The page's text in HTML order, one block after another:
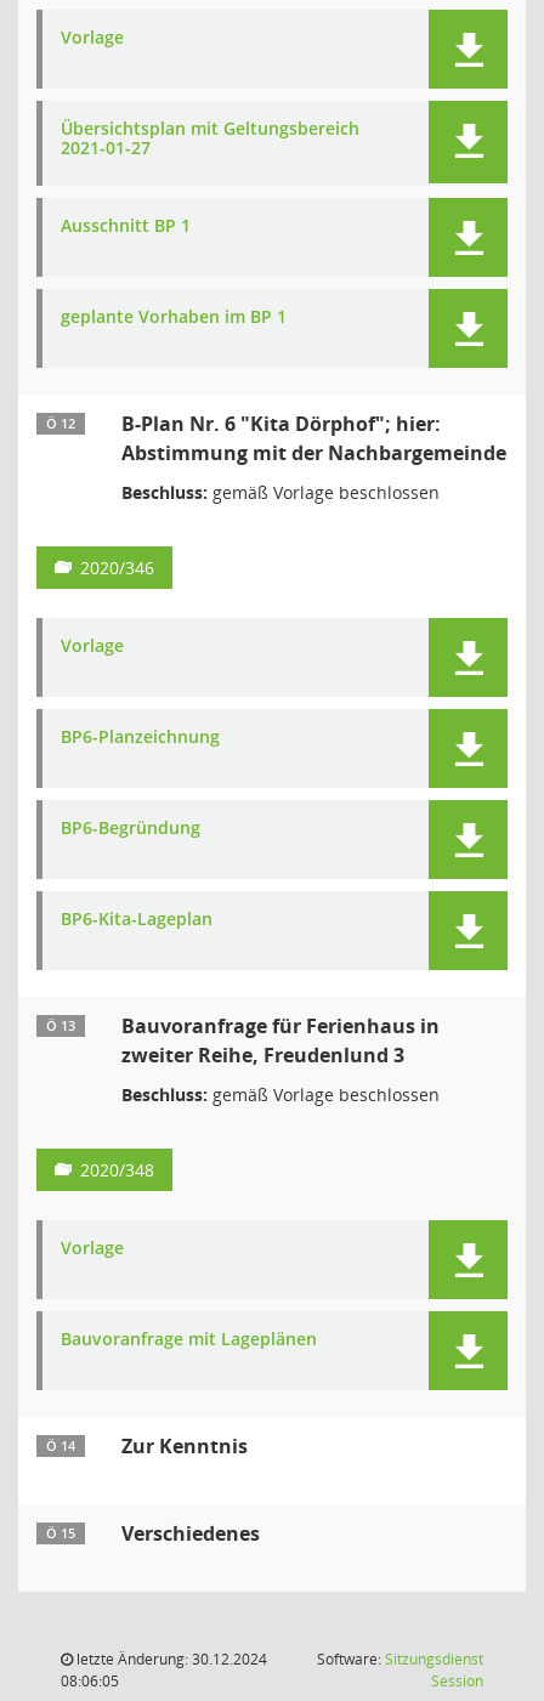
Vorlage
Übersichtsplan mit Geltungsbereich
2021-01-27
Ausschnitt BP 1
geplante Vorhaben im BP 1
Ö 12
B-Plan Nr. 6 "Kita Dörphof"; hier:
Abstimmung mit der Nachbargemeinde
Beschluss: gemäß Vorlage beschlossen
2020/346
Vorlage
BP6-Planzeichnung
BP6-Begründung
BP6-Kita-Lageplan
Ö 13
Bauvoranfrage für Ferienhaus in
zweiter Reihe, Freudenlund 3
Beschluss: gemäß Vorlage beschlossen
2020/348
Vorlage
Bauvoranfrage mit Lageplänen
Ö 14 Zur Kenntnis
Ö 15 Verschiedenes
letzte Änderung: 30.12.2024
08:06:05
Software:Sitzungsdienst
Session(Wird in